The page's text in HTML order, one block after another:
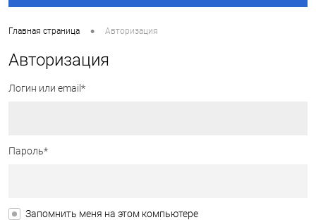
Главная страница • Авторизация
Авторизация
Логин или email*
Пароль*
Запомнить меня на этом компьютере